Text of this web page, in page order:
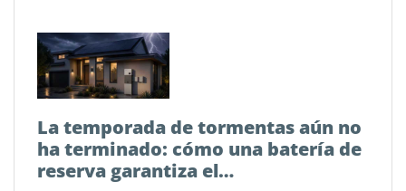
La temporada de tormentas aún no
ha terminado: cómo una batería de
reserva garantiza el